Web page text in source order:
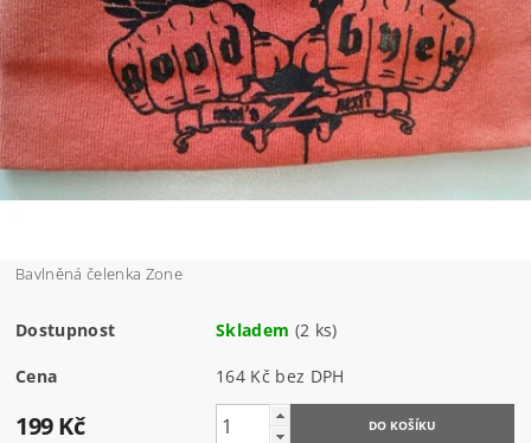
Bavlněná čelenka Zone
Dostupnost Skladem (2 ks)
Cena 164 Kč bez DPH
199 Kč